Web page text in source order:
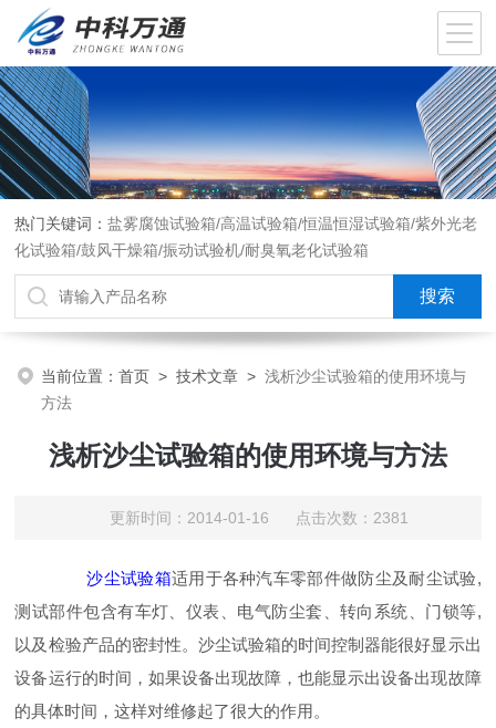
热门关键词：盐雾腐蚀试验箱/高温试验箱/恒温恒湿试验箱/紫外光老
化试验箱/鼓风干燥箱/振动试验机/耐臭氧老化试验箱
当前位置：首页 >技术文章 >浅析沙尘试验箱的使用环境与
方法
浅析沙尘试验箱的使用环境与方法
更新时间：2014-01-16 点击次数：2381
沙尘试验箱适用于各种汽车零部件做防尘及耐尘试验,
测试部件包含有车灯、仪表、电气防尘套、转向系统、门锁等,
以及检验产品的密封性。沙尘试验箱的时间控制器能很好显示出
设备运行的时间，如果设备出现故障，也能显示出设备出现故障
的具体时间，这样对维修起了很大的作用。